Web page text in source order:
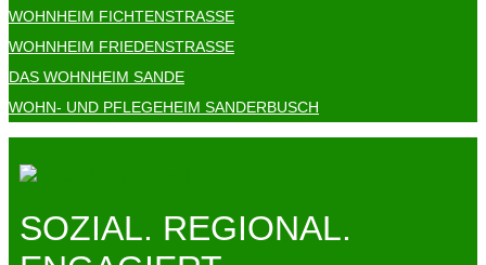
WOHNHEIM FICHTENSTRASSE
WOHNHEIM FRIEDENSTRASSE
DAS WOHNHEIM SANDE
WOHN- UND PFLEGEHEIM SANDERBUSCH
SOZIAL. REGIONAL.